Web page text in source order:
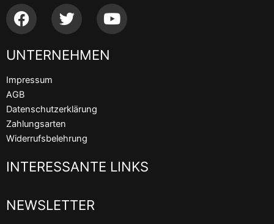
F
a
e
o
o
k
T
w
t
r
Y
o
UNTERNEHMEN
Impressum
AGB
Datenschutzerklärung
Zahlungsarten
Widerrufsbelehrung
INTERESSANTE LINKS
NEWSLETTER